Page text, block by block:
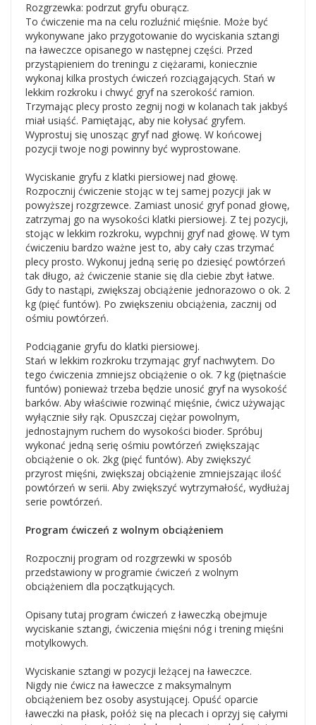
Rozgrzewka: podrzut gryfu oburącz.
To ćwiczenie ma na celu rozluźnić mięśnie. Może być
wykonywane jako przygotowanie do wyciskania sztangi
na ławeczce opisanego w następnej części. Przed
przystąpieniem do treningu z ciężarami, koniecznie
wykonaj kilka prostych ćwiczeń rozciągających. Stań w
lekkim rozkroku i chwyć gryf na szerokość ramion.
Trzymając plecy prosto zegnij nogi w kolanach tak jakbyś
miał usiąść. Pamiętając, aby nie kołysać gryfem.
Wyprostuj się unosząc gryf nad głowę. W końcowej
pozycji twoje nogi powinny być wyprostowane.
Wyciskanie gryfu z klatki piersiowej nad głowę.
Rozpocznij ćwiczenie stojąc w tej samej pozycji jak w
powyższej rozgrzewce. Zamiast unosić gryf ponad głowę,
zatrzymaj go na wysokości klatki piersiowej. Z tej pozycji,
stojąc w lekkim rozkroku, wypchnij gryf nad głowę. W tym
ćwiczeniu bardzo ważne jest to, aby cały czas trzymać
plecy prosto. Wykonuj jedną serię po dziesięć powtórzeń
tak długo, aż ćwiczenie stanie się dla ciebie zbyt łatwe.
Gdy to nastąpi, zwiększaj obciążenie jednorazowo o ok. 2
kg (pięć funtów). Po zwiększeniu obciążenia, zacznij od
ośmiu powtórzeń.
Podciąganie gryfu do klatki piersiowej.
Stań w lekkim rozkroku trzymając gryf nachwytem. Do
tego ćwiczenia zmniejsz obciążenie o ok. 7 kg (piętnaście
funtów) ponieważ trzeba będzie unosić gryf na wysokość
barków. Aby właściwie rozwinąć mięśnie, ćwicz używając
wyłącznie siły rąk. Opuszczaj ciężar powolnym,
jednostajnym ruchem do wysokości bioder. Spróbuj
wykonać jedną serię ośmiu powtórzeń zwiększając
obciążenie o ok. 2kg (pięć funtów). Aby zwiększyć
przyrost mięśni, zwiększaj obciążenie zmniejszając ilość
powtórzeń w serii. Aby zwiększyć wytrzymałość, wydłużaj
serie powtórzeń.
Program ćwiczeń z wolnym obciążeniem
Rozpocznij program od rozgrzewki w sposób
przedstawiony w programie ćwiczeń z wolnym
obciążeniem dla początkujących.
Opisany tutaj program ćwiczeń z ławeczką obejmuje
wyciskanie sztangi, ćwiczenia mięśni nóg i trening mięśni
motylkowych.
Wyciskanie sztangi w pozycji leżącej na ławeczce.
Nigdy nie ćwicz na ławeczce z maksymalnym
obciążeniem bez osoby asystującej. Opuść oparcie
ławeczki na płask, połóż się na plecach i oprzyj się całymi